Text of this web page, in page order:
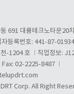
691 대륭테크노타운20
자등록번호: 441-87-
-1204 호
직업정보:
Fax: 02-2225-8487
Corp. All Right